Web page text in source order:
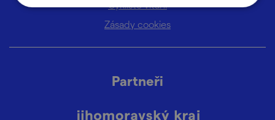
Cyklisté vítáni
Zásady cookies
Partneři